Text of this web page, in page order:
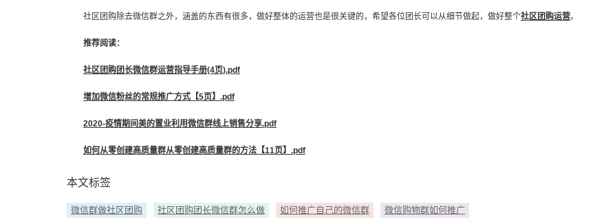
社区团购除去微信群之外，涵盖的东西有很多，做好整体的运营也是很关键的，希望各位团长可以从细节做起，做好整个社区团购运营。
推荐阅读：
社区团购团长微信群运营指导手册(4页).pdf
增加微信粉丝的常规推广方式【5页】.pdf
2020-疫情期间美的置业利用微信群线上销售分享.pdf
如何从零创建高质量群从零创建高质量群的方法【11页】.pdf
本文标签
微信群做社区团购 社区团购团长微信群怎么做 如何推广自己的微信群 微信购物群如何推广